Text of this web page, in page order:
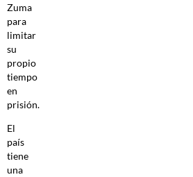
Zuma
para
limitar
su
propio
tiempo
en
prisión.
El
país
tiene
una